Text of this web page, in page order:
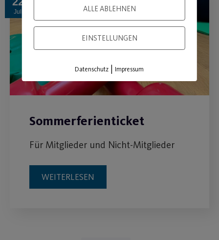
Juli
Sommerferienticket
Für Mitglieder und Nicht-Mitglieder
WEITERLESEN
ALLE ABLEHNEN
EINSTELLUNGEN
Datenschutz |Impressum